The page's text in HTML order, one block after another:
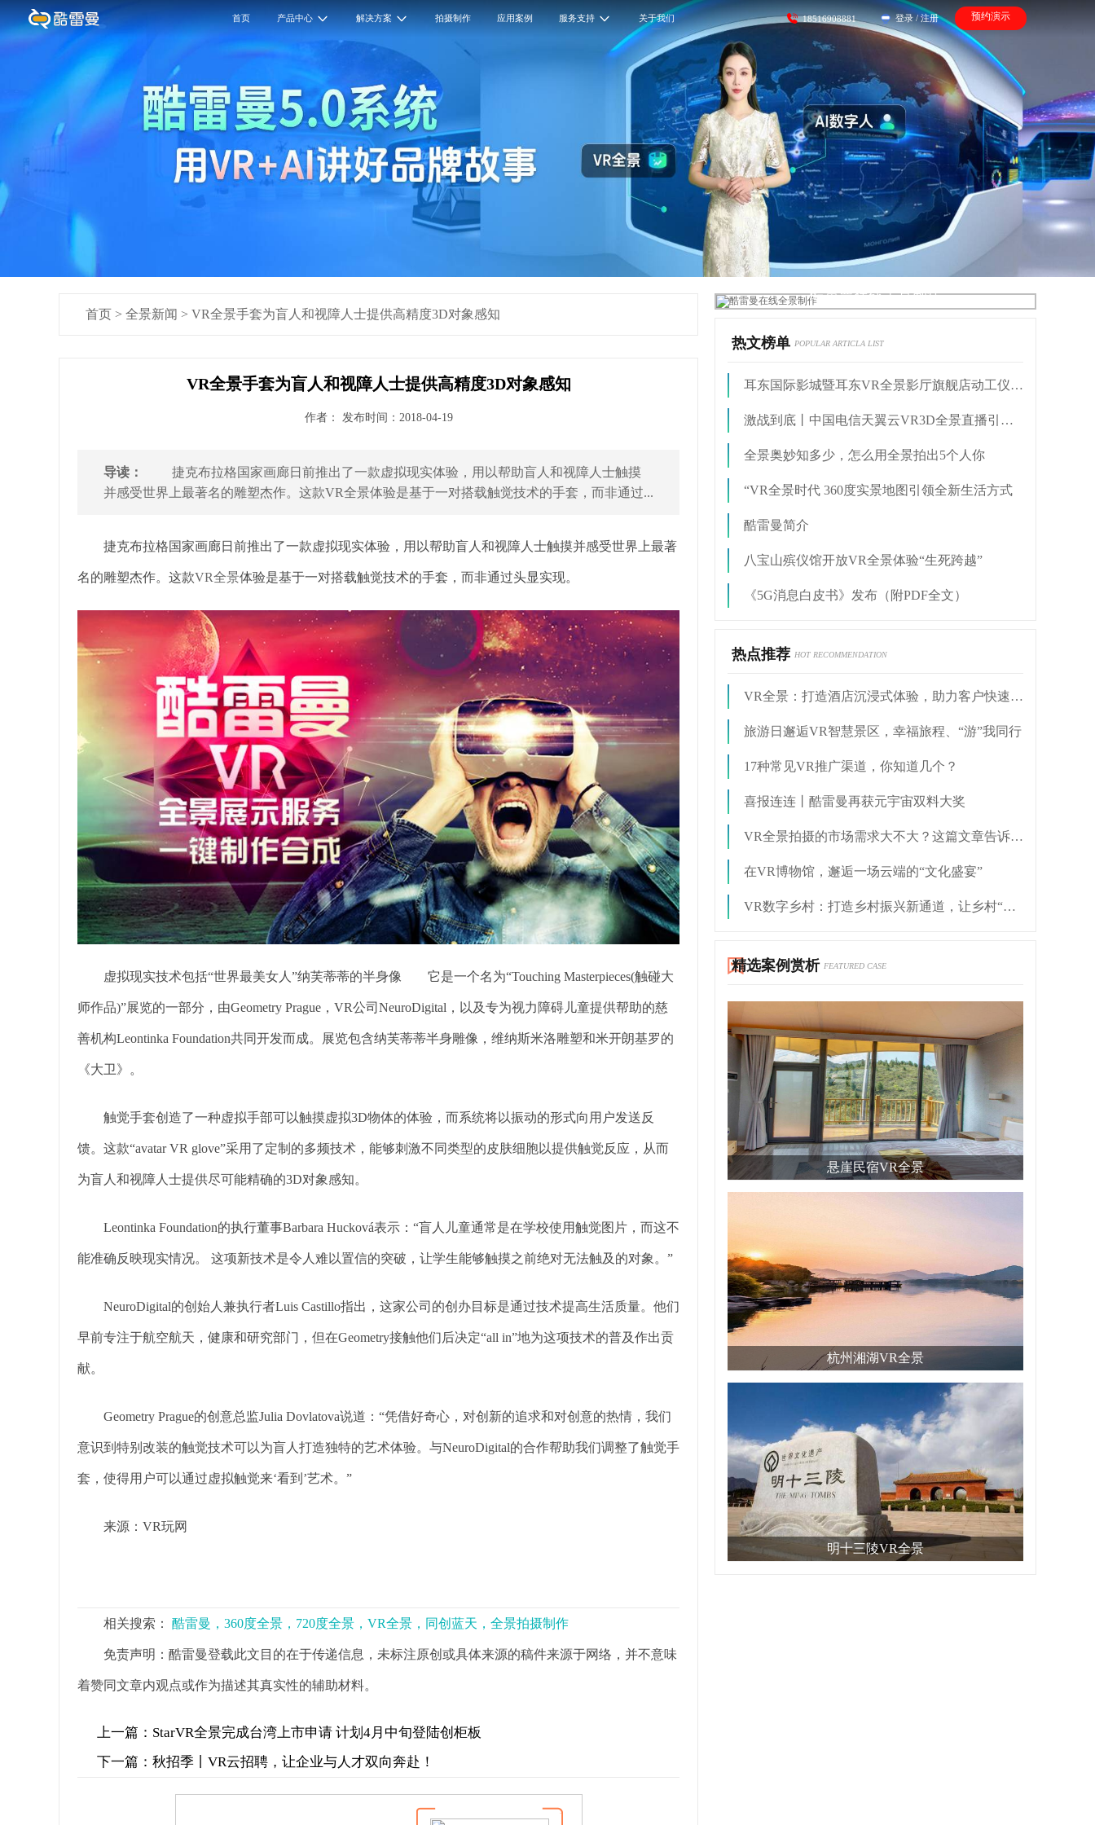
首页 产品中心 解决方案 拍摄制作 应用案例 服务支持 关于我们 18516908881 登录 / 注册 预约演示
首页 > 全景新闻 > VR全景手套为盲人和视障人士提供高精度3D对象感知
VR全景手套为盲人和视障人士提供高精度3D对象感知
作者： 发布时间：2018-04-19
导读：
捷克布拉格国家画廊日前推出了一款虚拟现实体验，用以帮助盲人和视障人士触摸
并感受世界上最著名的雕塑杰作。这款VR全景体验是基于一对搭载触觉技术的手套，而非通过...
捷克布拉格国家画廊日前推出了一款虚拟现实体验，用以帮助盲人和视障人士触摸并感受世界上最著
名的雕塑杰作。这款VR全景体验是基于一对搭载触觉技术的手套，而非通过头显实现。
虚拟现实技术包括“世界最美女人”纳芙蒂蒂的半身像 它是一个名为“Touching Masterpieces(触碰大
师作品)”展览的一部分，由Geometry Prague，VR公司NeuroDigital，以及专为视力障碍儿童提供帮助的慈
善机构Leontinka Foundation共同开发而成。展览包含纳芙蒂蒂半身雕像，维纳斯米洛雕塑和米开朗基罗的
《大卫》。
触觉手套创造了一种虚拟手部可以触摸虚拟3D物体的体验，而系统将以振动的形式向用户发送反
馈。这款“avatar VR glove”采用了定制的多频技术，能够刺激不同类型的皮肤细胞以提供触觉反应，从而
为盲人和视障人士提供尽可能精确的3D对象感知。
Leontinka Foundation的执行董事Barbara Hucková表示：“盲人儿童通常是在学校使用触觉图片，而这不
能准确反映现实情况。 这项新技术是令人难以置信的突破，让学生能够触摸之前绝对无法触及的对象。”
NeuroDigital的创始人兼执行者Luis Castillo指出，这家公司的创办目标是通过技术提高生活质量。他们
早前专注于航空航天，健康和研究部门，但在Geometry接触他们后决定“all in”地为这项技术的普及作出贡
献。
Geometry Prague的创意总监Julia Dovlatova说道：“凭借好奇心，对创新的追求和对创意的热情，我们
意识到特别改装的触觉技术可以为盲人打造独特的艺术体验。与NeuroDigital的合作帮助我们调整了触觉手
套，使得用户可以通过虚拟触觉来‘看到’艺术。”
来源：VR玩网
相关搜索： 酷雷曼，360度全景，720度全景，VR全景，同创蓝天，全景拍摄制作
免责声明：酷雷曼登载此文目的在于传递信息，未标注原创或具体来源的稿件来源于网络，并不意味
着赞同文章内观点或作为描述其真实性的辅助材料。
上一篇： StarVR全景完成台湾上市申请 计划4月中旬登陆创柜板
下一篇： 秋招季丨VR云招聘，让企业与人才双向奔赴！
酷雷曼在线全景制作
热文榜单 POPULAR ARTICLA LIST
耳东国际影城暨耳东VR全景影厅旗舰店动工仪式盛大举行
激战到底丨中国电信天翼云VR3D全景直播引燃拳击热火
全景奥妙知多少，怎么用全景拍出5个人你
“VR全景时代 360度实景地图引领全新生活方式
酷雷曼简介
八宝山殡仪馆开放VR全景体验“生死跨越”
《5G消息白皮书》发布（附PDF全文）
热点推荐 HOT RECOMMENDATION
VR全景：打造酒店沉浸式体验，助力客户快速决策
旅游日邂逅VR智慧景区，幸福旅程、“游”我同行
17种常见VR推广渠道，你知道几个？
喜报连连丨酷雷曼再获元宇宙双料大奖
VR全景拍摄的市场需求大不大？这篇文章告诉你答案
在VR博物馆，邂逅一场云端的“文化盛宴”
VR数字乡村：打造乡村振兴新通道，让乡村“走出去”
精选案例赏析 FEATURED CASE
悬崖民宿VR全景
杭州湘湖VR全景
明十三陵VR全景